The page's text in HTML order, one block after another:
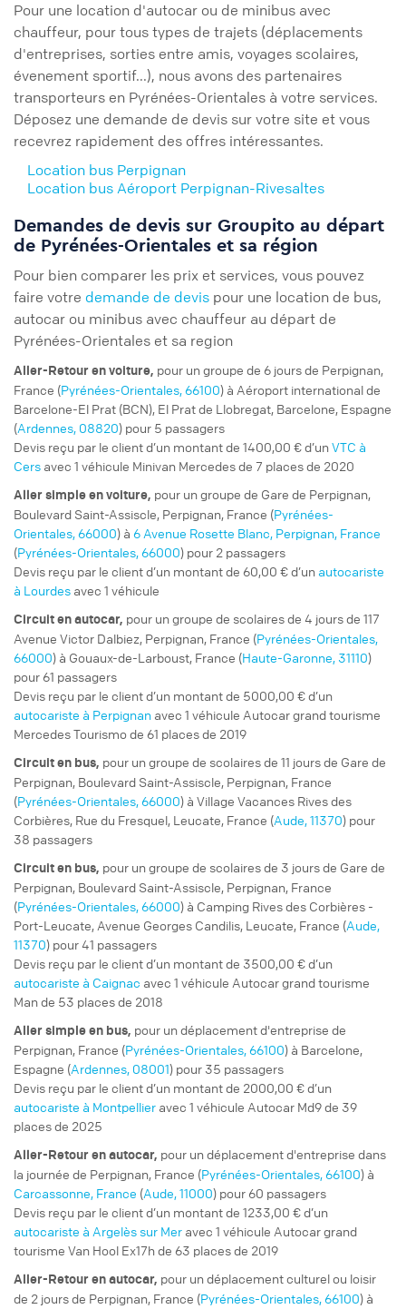
Pour une location d'autocar ou de minibus avec
chauffeur, pour tous types de trajets (déplacements
d'entreprises, sorties entre amis, voyages scolaires,
évenement sportif...), nous avons des partenaires
transporteurs en Pyrénées-Orientales à votre services.
Déposez une demande de devis sur votre site et vous
recevrez rapidement des offres intéressantes.
Location bus Perpignan
Location bus Aéroport Perpignan-Rivesaltes
Demandes de devis sur Groupito au départ
de Pyrénées-Orientales et sa région
Pour bien comparer les prix et services, vous pouvez
faire votre demande de devis pour une location de bus,
autocar ou minibus avec chauffeur au départ de
Pyrénées-Orientales et sa region
Aller-Retouren voiture, pour ungroupe de 6 jours de Perpignan,
France (Pyrénées-Orientales, 66100) à Aéroport international de
Barcelone-El Prat (BCN), El Prat de Llobregat, Barcelone, Espagne
(Ardennes, 08820) pour 5 passagers
Devis reçu par le client d’un montant de 1400,00 € d’unVTC à
Cers avec 1 véhicule Minivan Mercedes de 7 places de 2020
Aller simpleen voiture, pour ungroupe de Gare de Perpignan,
Boulevard Saint-Assiscle, Perpignan, France (Pyrénées-
Orientales, 66000) à 6 Avenue Rosette Blanc, Perpignan, France
(Pyrénées-Orientales, 66000) pour 2 passagers
Devis reçu par le client d’un montant de 60,00 € d’un autocariste
à Lourdes avec 1 véhicule
Circuiten autocar, pour ungroupe de scolairesde 4 jours de 117
Avenue Victor Dalbiez, Perpignan, France (Pyrénées-Orientales,
66000) à Gouaux-de-Larboust, France (Haute-Garonne, 31110)
pour 61 passagers
Devis reçu par le client d’un montant de 5000,00 € d’un
autocariste à Perpignan avec 1 véhicule Autocar grand tourisme
Mercedes Tourismo de 61 places de 2019
Circuiten bus, pour ungroupe de scolairesde 11 jours de Gare de
Perpignan, Boulevard Saint-Assiscle, Perpignan, France
(Pyrénées-Orientales, 66000) à Village Vacances Rives des
Corbières, Rue du Fresquel, Leucate, France (Aude, 11370) pour
38 passagers
Circuiten bus, pour ungroupe de scolairesde 3 jours de Gare de
Perpignan, Boulevard Saint-Assiscle, Perpignan, France
(Pyrénées-Orientales, 66000) à Camping Rives des Corbières -
Port-Leucate, Avenue Georges Candilis, Leucate, France (Aude,
11370) pour 41 passagers
Devis reçu par le client d’un montant de 3500,00 € d’un
autocariste à Caignac avec 1 véhicule Autocar grand tourisme
Man de 53 places de 2018
Aller simpleen bus, pour undéplacement d'entreprise de
Perpignan, France (Pyrénées-Orientales, 66100) à Barcelone,
Espagne (Ardennes, 08001) pour 35 passagers
Devis reçu par le client d’un montant de 2000,00 € d’un
autocariste à Montpellier avec 1 véhicule Autocar Md9 de 39
places de 2025
Aller-Retouren autocar, pour undéplacement d'entreprise dans
la journée de Perpignan, France (Pyrénées-Orientales, 66100) à
Carcassonne, France (Aude, 11000) pour 60 passagers
Devis reçu par le client d’un montant de 1233,00 € d’un
autocariste à Argelès sur Mer avec 1 véhicule Autocar grand
tourisme Van Hool Ex17h de 63 places de 2019
Aller-Retouren autocar, pour undéplacement culturel ou loisir
de 2 jours de Perpignan, France (Pyrénées-Orientales, 66100) à